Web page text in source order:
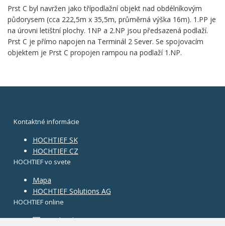
Prst C byl navržen jako třípodlažní objekt nad obdélníkovým
půdorysem (cca 222,5m x 35,5m, průměrná výška 16m). 1.PP je
na úrovni letištní plochy. 1NP a 2.NP jsou předsazená podlaží.
Prst C je přímo napojen na Terminál 2 Sever. Se spojovacím
objektem je Prst C propojen rampou na podlaží 1.NP.
Kontaktné informácie
HOCHTIEF SK
HOCHTIEF CZ
HOCHTIEF vo svete
Mapa
HOCHTIEF Solutions AG
HOCHTIEF online
Facebook